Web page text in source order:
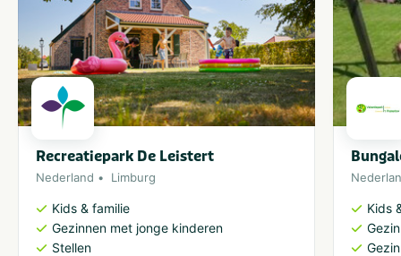
Recreatiepark De Leistert
Nederland Limburg
Kids & familie
Gezinnen met jonge kinderen
Stellen
Kids